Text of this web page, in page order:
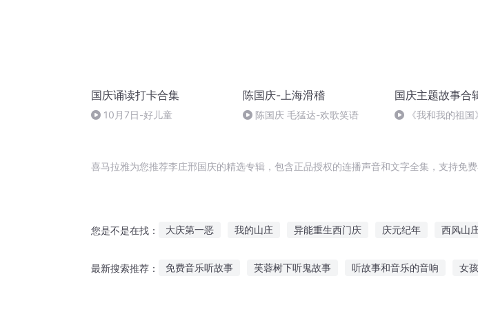
国庆诵读打卡合集
10月7日-好儿童
陈国庆-上海滑稽
陈国庆 毛猛达-欢歌笑语
国庆主题故事合
《我和我的祖国》
喜马拉雅为您推荐李庄邢国庆的精选专辑，包含正品授权的连播声音和文字全集，支持免
您是不是在找： 大庆第一恶 我的山庄 异能重生西门庆 庆元纪年 西风山
最新搜索推荐： 免费音乐听故事 芙蓉树下听鬼故事 听故事和音乐的音响 女